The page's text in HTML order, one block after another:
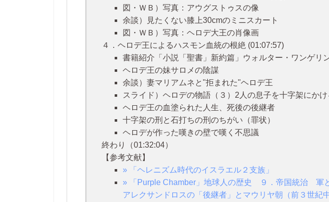
図・ＷＢ）写真：アウグストゥスの像
余談）見たくない膝上30cmのミニスカート
図・ＷＢ）写真：ヘロデ大王の肖像画
４．ヘロデ王によるハスモン血統の根絶 (01:07:57)
書籍紹介「小説「聖書」新約篇」ウォルター・ワンゲリ
ヘロデ王の妹サロメの陰謀
余談）妻マリアムネと"拒まれた"ヘロデ王
スライド）ヘロデの物語（３）2人の息子を十字架にかけ
ヘロデ王の血塗られた人生、死後の後継者
十字架の刑と石打ちの刑のちがい（罪状）
ヘロデが作った嘆きの壁で嘆く不思議
終わり（01:32:04）
【参考文献】
» 「ヘレニズム時代のイスラエル２支族」
» 「Purple Chamber」地球人の歴史 ９．帝国統治 軍
アレクサンドロスの「後継者」とマウリヤ朝（前３世紀中